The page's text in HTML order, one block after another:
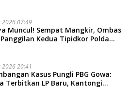
2026 07:49
Muncul! Sempat Mangkir, Ombas
Kedua Tipidkor Polda
2026 20:41
Kasus Pungli PBG Gowa:
Terbitkan LP Baru, Kantongi